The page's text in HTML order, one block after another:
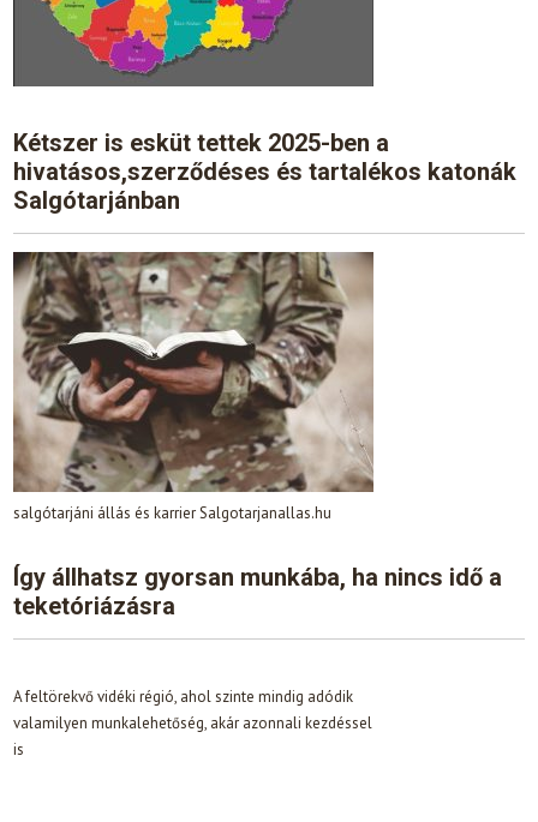
Kétszer is esküt tettek 2025-ben a
hivatásos,szerződéses és tartalékos katonák
Salgótarjánban
salgótarjáni állás és karrier Salgotarjanallas.hu
Így állhatsz gyorsan munkába, ha nincs idő a
teketóriázásra
A feltörekvő vidéki régió, ahol szinte mindig adódik
valamilyen munkalehetőség, akár azonnali kezdéssel
is